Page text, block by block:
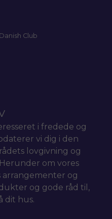
Club
i fredede og
vi dig i den
lovgivning og
om vores
arrangementer og
og gode råd til,
dit hus.